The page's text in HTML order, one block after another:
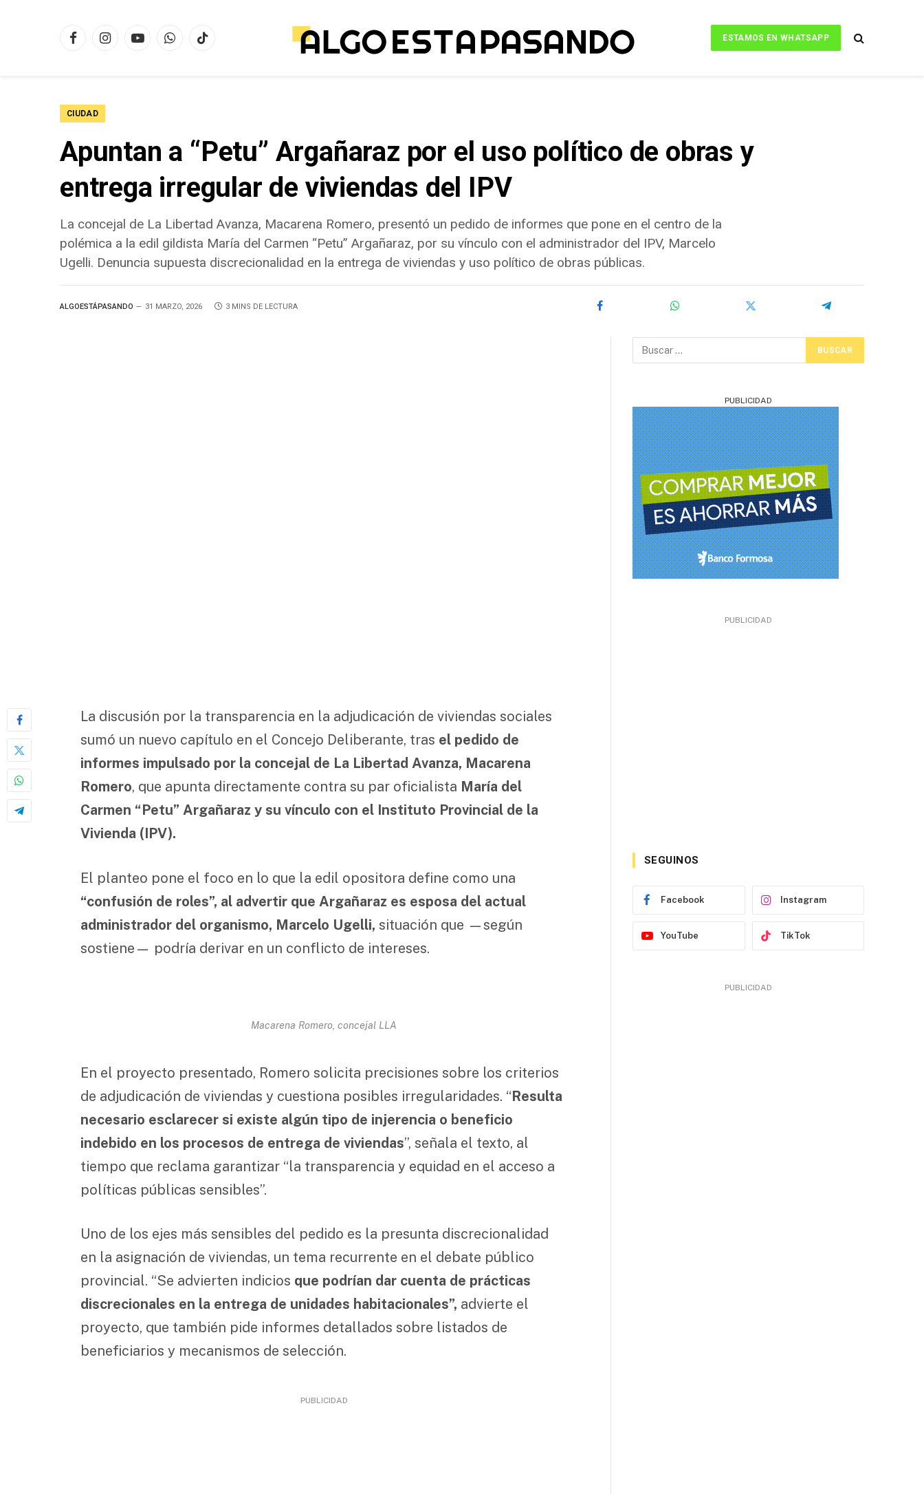
FacebookInstagramYouTubeWhatsAppTikTok
ESTAMOS EN WHATSAPP
CIUDAD
Apuntan a “Petu” Argañaraz por el uso político de obras y
entrega irregular de viviendas del IPV
La concejal de La Libertad Avanza, Macarena Romero, presentó un pedido de informes que pone en el centro de la
polémica a la edil gildista María del Carmen “Petu” Argañaraz, por su vínculo con el administrador del IPV, Marcelo
Ugelli. Denuncia supuesta discrecionalidad en la entrega de viviendas y uso político de obras públicas.
ALGOESTÁPASANDO 31 MARZO, 2026 3 MINS DE LECTURA
La discusión por la transparencia en la adjudicación de viviendas sociales
sumó un nuevo capítulo en el Concejo Deliberante, tras el pedido de
informes impulsado por la concejal de La Libertad Avanza, Macarena
Romero, que apunta directamente contra su par oficialista María del
Carmen “Petu” Argañaraz y su vínculo con el Instituto Provincial de la
Vivienda (IPV).
El planteo pone el foco en lo que la edil opositora define como una
“confusión de roles”, al advertir que Argañaraz es esposa del actual
administrador del organismo, Marcelo Ugelli, situación que —según
sostiene— podría derivar en un conflicto de intereses.
Macarena Romero, concejal LLA
En el proyecto presentado, Romero solicita precisiones sobre los criterios
de adjudicación de viviendas y cuestiona posibles irregularidades. “Resulta
necesario esclarecer si existe algún tipo de injerencia o beneficio
indebido en los procesos de entrega de viviendas”, señala el texto, al
tiempo que reclama garantizar “la transparencia y equidad en el acceso a
políticas públicas sensibles”.
Uno de los ejes más sensibles del pedido es la presunta discrecionalidad
en la asignación de viviendas, un tema recurrente en el debate público
provincial. “Se advierten indicios que podrían dar cuenta de prácticas
discrecionales en la entrega de unidades habitacionales”, advierte el
proyecto, que también pide informes detallados sobre listados de
beneficiarios y mecanismos de selección.
PUBLICIDAD
PUBLICIDAD
PUBLICIDAD
SEGUINOS
Facebook Instagram
YouTube TikTok
PUBLICIDAD